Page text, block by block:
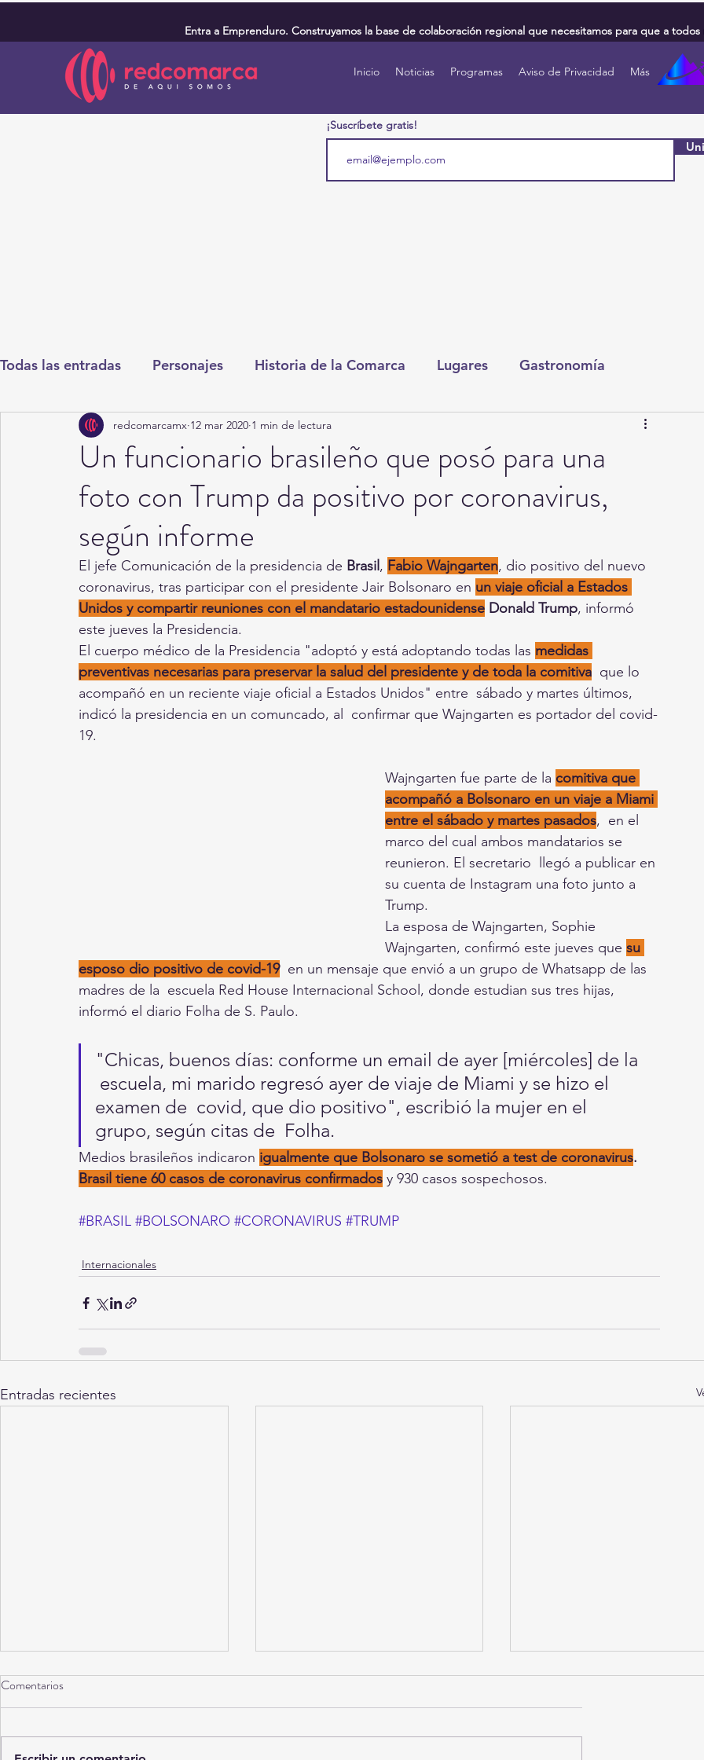
Entra a Emprenduro. Construyamos la base de colaboración regional que necesitamos para que a
Inicio Noticias Programas Aviso de Privacidad Más
¡Suscríbete gratis!
Todas las entradas Personajes Historia de la Comarca Lugares Gastronomía
Deportes Salud Entretenimiento Cultura y Espectáculos Torreón
Round Cero Columnistas CDMX Nacionales Internacionales Tecnología
Qué Curioso Comics Derechairos
Durango Titulares en Inicio Coahuila Investigaciones Rapidín Político
Santa Aurelia de los Vientos San Pedro
Un funcionario brasileño que posó para una
foto con Trump da positivo por coronavirus,
según informe
redcomarcamx 12 mar 2020 1 min de lectura
El jefe Comunicación de la presidencia de Brasil , Fabio Wajngarten, dio positivo del nuevo
coronavirus, tras participar con el presidente Jair Bolsonaro en un viaje oficial a Estados
Unidos y compartir reuniones con el mandatario estadounidense Donald Trump, informó
este jueves la Presidencia.
El cuerpo médico de la Presidencia "adoptó y está adoptando todas las medidas
preventivas necesarias para preservar la salud del presidente y de toda la comitiva
  que lo
acompañó en un reciente viaje oficial a Estados Unidos" entre  sábado y martes últimos,
indicó la presidencia en un comuncado, al  confirmar que Wajngarten es portador del covid-
19.
Wajngarten fue parte de la comitiva que
acompañó a Bolsonaro en un viaje a Miami
entre el sábado y martes pasados,  en el
marco del cual ambos mandatarios se
reunieron. El secretario  llegó a publicar en
su cuenta de Instagram una foto junto a
Trump.
La esposa de Wajngarten, Sophie
Wajngarten, confirmó este jueves que su
esposo dio positivo de covid-19
  en un mensaje que envió a un grupo de Whatsapp de las
madres de la  escuela Red House Internacional School, donde estudian sus tres hijas,
informó el diario Folha de S. Paulo.
"Chicas, buenos días: conforme un email de ayer [miércoles] de la
escuela, mi marido regresó ayer de viaje de Miami y se hizo el
examen de  covid, que dio positivo", escribió la mujer en el
grupo, según citas de  Folha.
Medios brasileños indicaron igualmente que Bolsonaro se sometió a test de coronavirus.
Brasil tiene 60 casos de coronavirus confirmados y 930 casos sospechosos.
#BRASIL #BOLSONARO #CORONAVIRUS #TRUMP
Internacionales
Entradas recientes
Comentarios